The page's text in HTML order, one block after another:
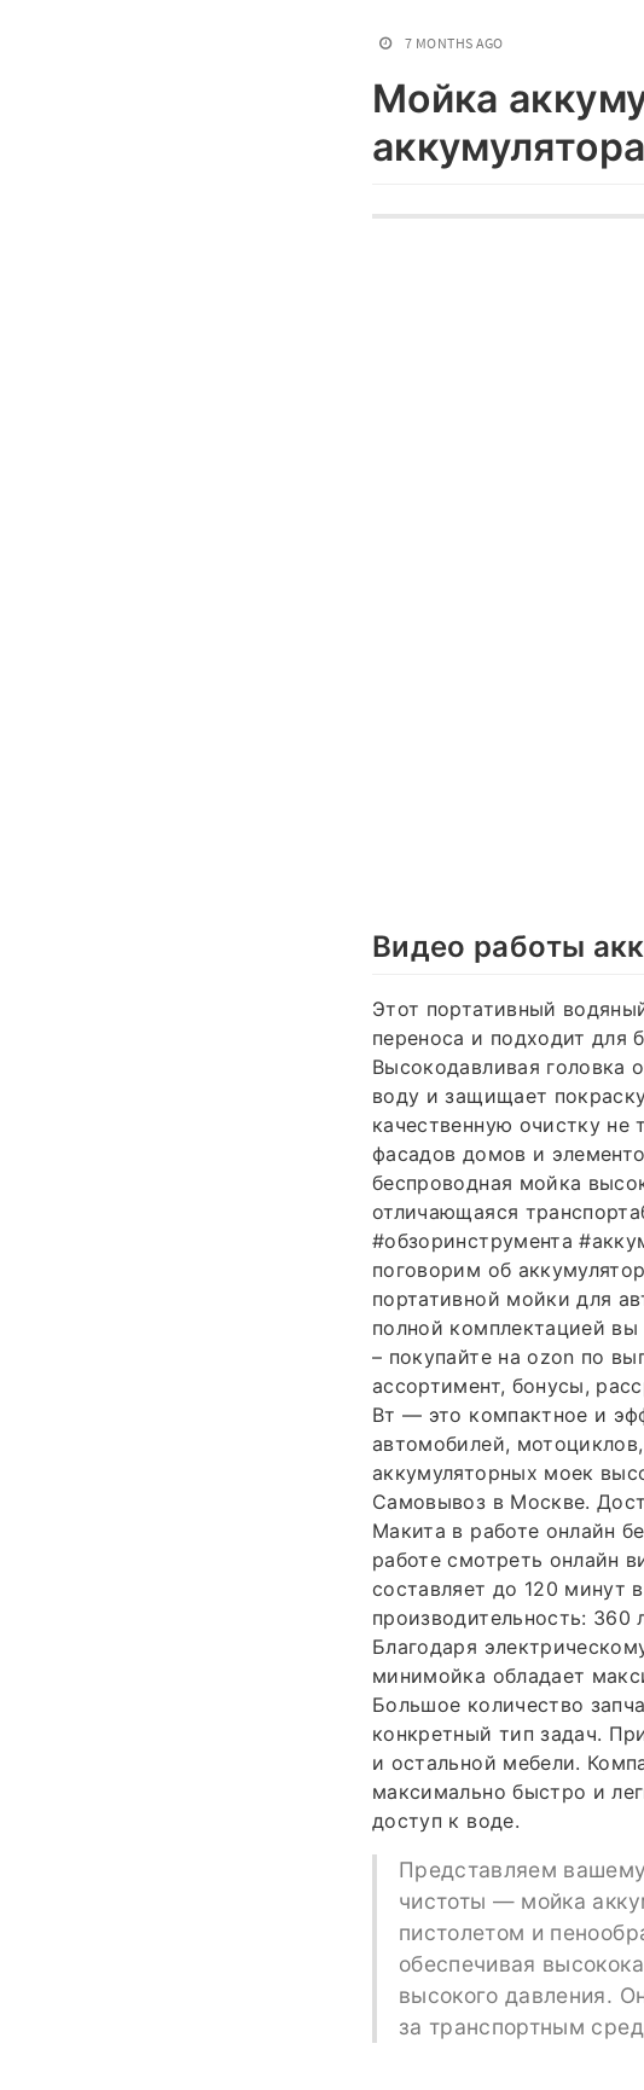
7 MONTHS AGO
Мойка
аккумулятора
Видео работы
Этот портативный
переноса и подходит для
Высокодавливая головка
воду и защищает
качественную очистку
фасадов домов и
беспроводная мойка
отличающаяся
#обзоринструмента
поговорим об
портативной мойки для
полной комплектацией
– покупайте на ozon по
ассортимент, бонусы,
Вт — это компактное и
автомобилей,
аккумуляторных моек
Самовывоз в Москве.
Макита в работе онлайн
работе смотреть онлайн
составляет до 120 минут
производительность: 360
Благодаря
минимойка обладает
Большое количество
конкретный тип задач.
и остальной мебели.
максимально быстро и
доступ к воде.
Представляем
чистоты — мойка
пистолетом и
обеспечивая
высокого давления.
за транспортным